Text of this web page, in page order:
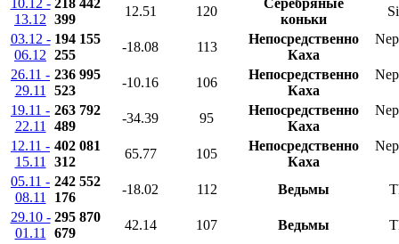
10.12 -
13.12
218 442
399
12.51 120
Серебряные
коньки
03.12 -
06.12
194 155
255
-18.08 113
Непосредственно
Каха
26.11 -
29.11
236 995
523
-10.16 106
Непосредственно
Каха
19.11 -
22.11
263 792
489
-34.39 95
Непосредственно
Каха
12.11 -
15.11
402 081
312
65.77 105
Непосредственно
Каха
05.11 -
08.11
242 552
176
-18.02 112 Ведьмы
29.10 -
01.11
295 870
679
42.14 107 Ведьмы